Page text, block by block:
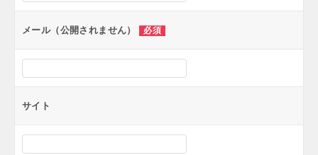
メール（公開されません） 必須
サイト